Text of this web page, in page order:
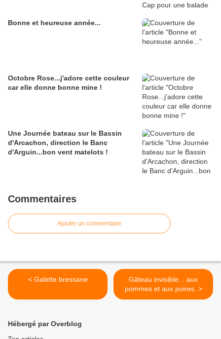
Bonne et heureuse année...
Octobre Rose...j'adore cette couleur
car elle donne bonne mine !
Une Journée bateau sur le Bassin
d'Arcachon, direction le Banc
d'Arguin...bon vent matelots !
Commentaires
Ajouter un commentaire
< Galette bressane
Gâteau invisible... aux
pommes et aux poires. >
Hébergé par Overblog